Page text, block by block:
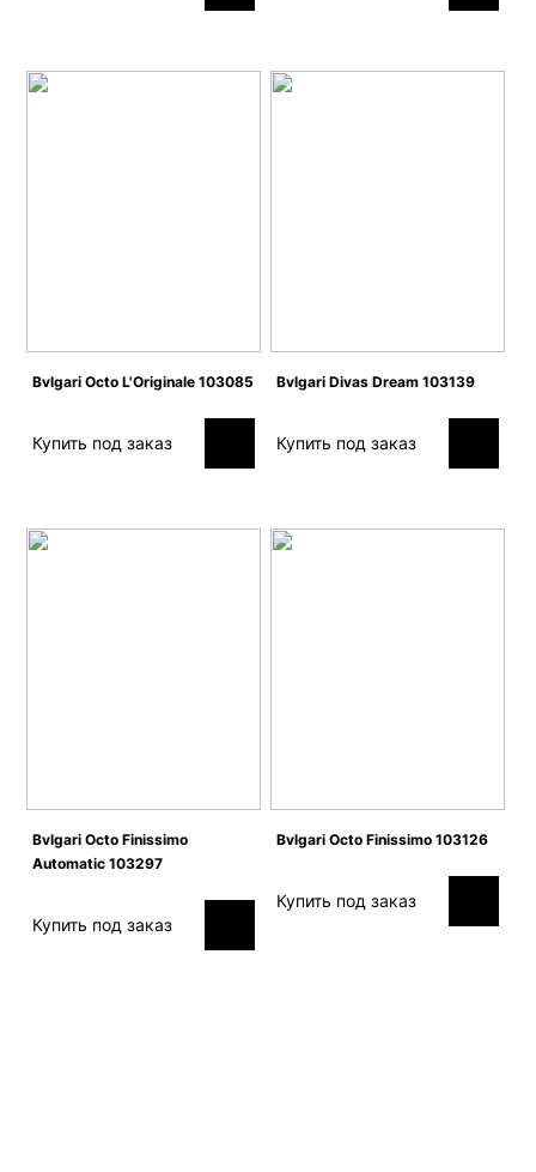
Bvlgari Octo L'Originale 103085
Купить под заказ
Bvlgari Divas Dream 103139
Купить под заказ
Bvlgari Octo Finissimo
Automatic 103297
Купить под заказ
Bvlgari Octo Finissimo 103126
Купить под заказ